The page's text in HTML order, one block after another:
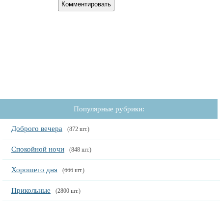
Популярные рубрики:
Доброго вечера (872 шт.)
Спокойной ночи (848 шт.)
Хорошего дня (666 шт.)
Прикольные (2800 шт.)